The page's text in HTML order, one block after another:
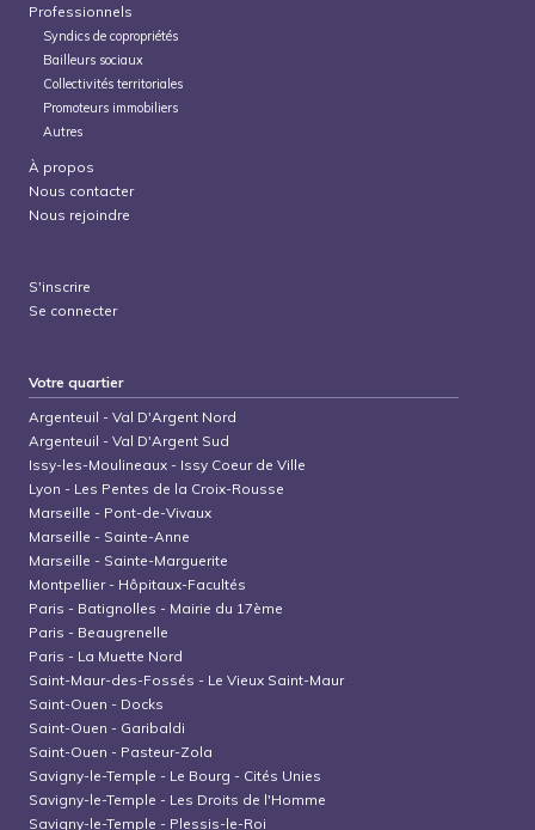
Professionnels
Syndics de copropriétés
Bailleurs sociaux
Collectivités territoriales
Promoteurs immobiliers
Autres
À propos
Nous contacter
Nous rejoindre
S'inscrire
Se connecter
Votre quartier
Argenteuil -Val D'Argent Nord
Argenteuil -Val D'Argent Sud
Issy-les-Moulineaux - Issy Coeur de Ville
Lyon - Les Pentes de la Croix-Rousse
Marseille - Pont-de-Vivaux
Marseille - Sainte-Anne
Marseille - Sainte-Marguerite
Montpellier- Hôpitaux-Facultés
Paris - Batignolles - Mairie du 17ème
Paris - Beaugrenelle
Paris - La Muette Nord
Saint-Maur-des-Fossés - Le Vieux Saint-Maur
Saint-Ouen - Docks
Saint-Ouen - Garibaldi
Saint-Ouen - Pasteur-Zola
Savigny-le-Temple - Le Bourg - Cités Unies
Savigny-le-Temple - Les Droits de l'Homme
Savigny-le-Temple - Plessis-le-Roi